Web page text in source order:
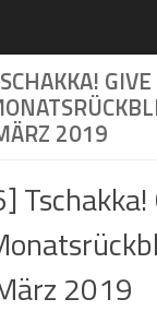
2019
Tschakka!
2019